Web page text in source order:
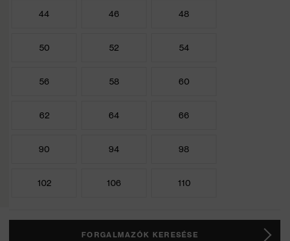
44 46 48
50 52 54
56 58 60
62 64 66
90 94 98
102 106 110
FORGALMAZÓK KERESÉSE